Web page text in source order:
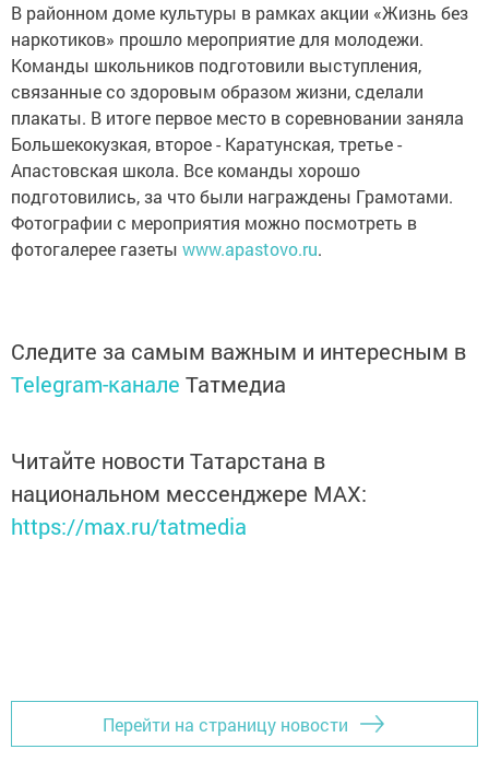
В районном доме культуры в рамках акции «Жизнь без
наркотиков» прошло мероприятие для молодежи.
Команды школьников подготовили выступления,
связанные со здоровым образом жизни, сделали
плакаты. В итоге первое место в соревновании заняла
Большекокузкая, второе - Каратунская, третье -
Апастовская школа. Все команды хорошо
подготовились, за что были награждены Грамотами.
Фотографии с мероприятия можно посмотреть в
фотогалерее газеты www.apastovo.ru.
Следите за самым важным и интересным в
Telegram-канале Татмедиа
Читайте новости Татарстана в
национальном мессенджере MАХ:
https://max.ru/tatmedia
Перейти на страницу новости